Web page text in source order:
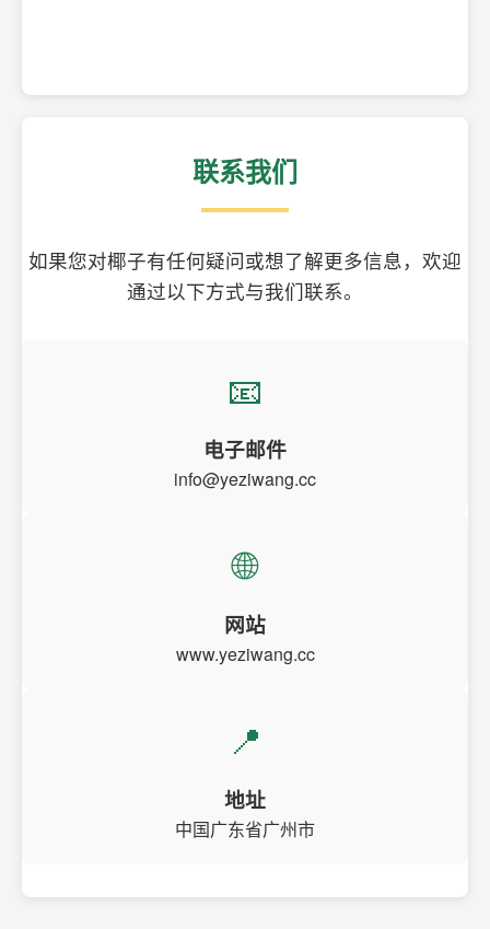
联系我们
如果您对椰子有任何疑问或想了解更多信息，欢迎
通过以下方式与我们联系。
📧
电子邮件
info@yeziwang.cc
🌐
网站
www.yeziwang.cc
📍
地址
中国广东省广州市